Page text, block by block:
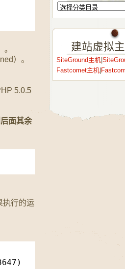
）。
5.0.5
面其余
执行的运
建站虚拟
SiteGround主机|
Fastcomet主机|